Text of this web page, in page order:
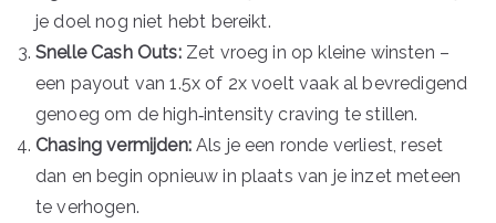
je doel nog niet hebt bereikt.
Snelle Cash Outs:Zet vroeg in op kleine winsten –
een payout van 1.5x of 2x voelt vaak al bevredigend
genoeg om de high‑intensity craving te stillen.
Chasing vermijden:Als je een ronde verliest, reset
dan en begin opnieuw in plaats van je inzet meteen
te verhogen.